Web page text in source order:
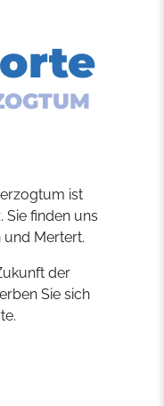
L
ist
Sie finden uns
Mertert.
der
Sie sich